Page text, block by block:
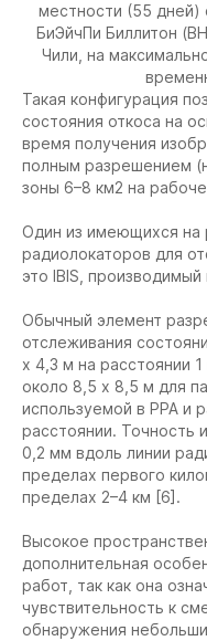
местности (55 дней)
БиЭйчПи Биллитон
Чили, на
Такая конфигурация
состояния откоса на
время получения
полным разрешением
зоны 6–8 км2 на
Один из имеющихся на
радиолокаторов для
это IBIS,
Обычный элемент
отслеживания
х 4,3 м на расстоянии
около 8,5 х 8,5 м для
используемой в РРА и
расстоянии. Точность
0,2 мм вдоль линии
пределах первого
пределах 2–4 км [6].
Высокое
дополнительная
работ, так как она
чувствительность к
обнаружения